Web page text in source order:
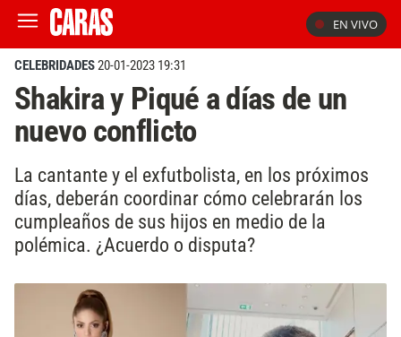
EN VIVO
CELEBRIDADES20-01-2023 19:31
Shakira y Piqué a días de un
nuevo conflicto
La cantante y el exfutbolista, en los próximos
días, deberán coordinar cómo celebrarán los
cumpleaños de sus hijos en medio de la
polémica. ¿Acuerdo o disputa?